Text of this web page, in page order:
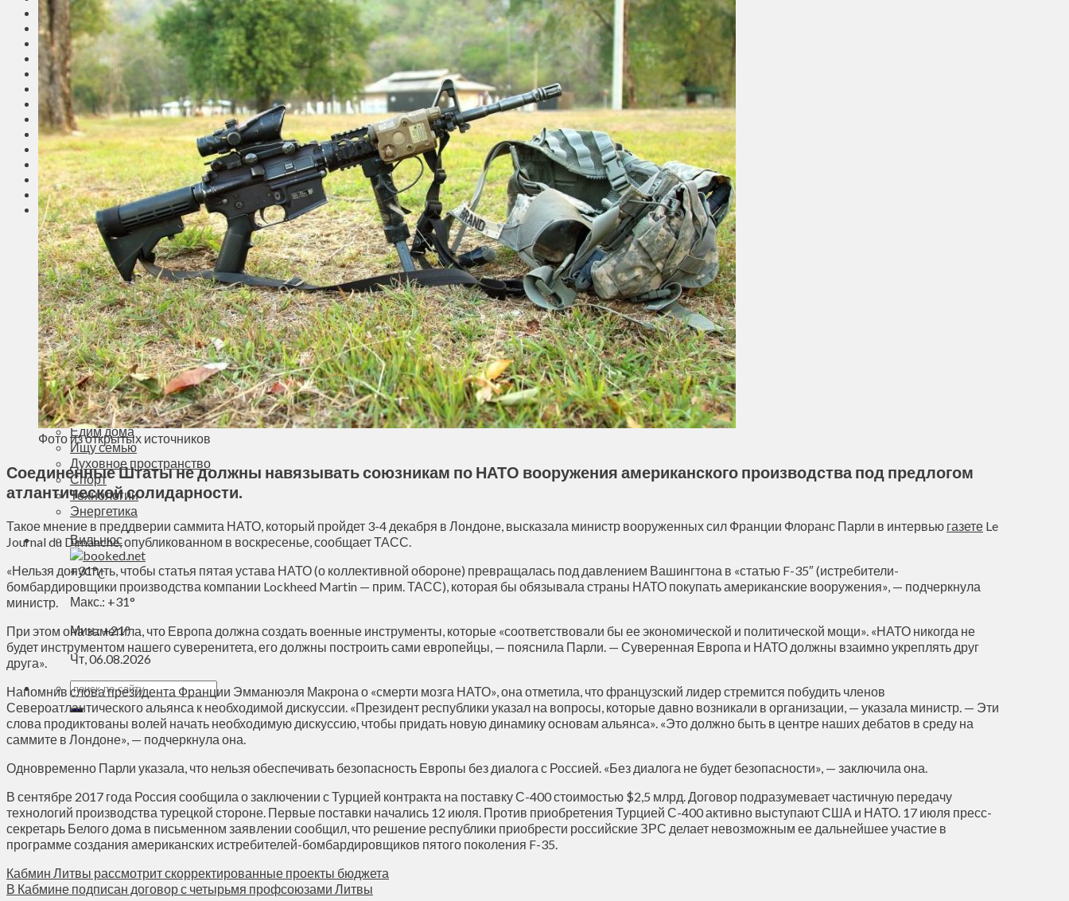
Общество
Мнения
Вильнюс
Клайпеда
Висагинас
Регионы
Соседи
Транспорт
Выбор читателей
Калейдоскоп
Армия
Сейм Литвы
Культура
Больше
Фоторепортаж
Туризм
ЛК рекомендует
Сеньорам
Образование
Здравоохранение
Экология
Происшествия
Приграничье
Деньги
Визиты
Выборы
Агроновости
Едим дома
Ищу семью
Духовное пространство
Спорт
Технологии
Энергетика
Вильнюс
+31°C
Макс.: +31°
Мин.:+21°
Чт, 06.08.2026
Фото из открытых источников
Соединенные Штаты не должны навязывать союзникам по НАТО вооружения американского производства под предлогом
атлантической солидарности.
Такое мнение в преддверии саммита НАТО, который пройдет 3-4 декабря в Лондоне, высказала министр вооруженных сил Франции Флоранс Парли в интервью газете Le
Journal du Dimanche, опубликованном в воскресенье, сообщает ТАСС.
«Нельзя допустить, чтобы статья пятая устава НАТО (о коллективной обороне) превращалась под давлением Вашингтона в «статью F-35″ (истребители-
бомбардировщики производства компании Lockheed Martin — прим. ТАСС), которая бы обязывала страны НАТО покупать американские вооружения», — подчеркнула
министр.
При этом она заметила, что Европа должна создать военные инструменты, которые «соответствовали бы ее экономической и политической мощи». «НАТО никогда не
будет инструментом нашего суверенитета, его должны построить сами европейцы, — пояснила Парли. — Суверенная Европа и НАТО должны взаимно укреплять друг
друга».
Напомнив слова президента Франции Эмманюэля Макрона о «смерти мозга НАТО», она отметила, что французский лидер стремится побудить членов
Североатлантического альянса к необходимой дискуссии. «Президент республики указал на вопросы, которые давно возникали в организации, — указала министр. — Эти
слова продиктованы волей начать необходимую дискуссию, чтобы придать новую динамику основам альянса». «Это должно быть в центре наших дебатов в среду на
саммите в Лондоне», — подчеркнула она.
Одновременно Парли указала, что нельзя обеспечивать безопасность Европы без диалога с Россией. «Без диалога не будет безопасности», — заключила она.
В сентябре 2017 года Россия сообщила о заключении с Турцией контракта на поставку С-400 стоимостью $2,5 млрд. Договор подразумевает частичную передачу
технологий производства турецкой стороне. Первые поставки начались 12 июля. Против приобретения Турцией С-400 активно выступают США и НАТО. 17 июля пресс-
секретарь Белого дома в письменном заявлении сообщил, что решение республики приобрести российские ЗРС делает невозможным ее дальнейшее участие в
программе создания американских истребителей-бомбардировщиков пятого поколения F-35.
Кабмин Литвы рассмотрит скорректированные проекты бюджета
В Кабмине подписан договор с четырьмя профсоюзами Литвы